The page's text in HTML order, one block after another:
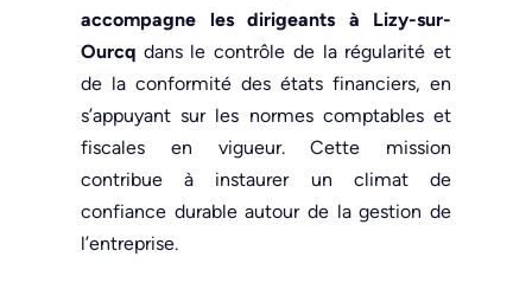
accompagne les dirigeants à Lizy-sur-
Ourcq dans le contrôle de la régularité et
de la conformité des états financiers, en
s’appuyant sur les normes comptables et
fiscales en vigueur. Cette mission
contribue à instaurer un climat de
confiance durable autour de la gestion de
l’entreprise.